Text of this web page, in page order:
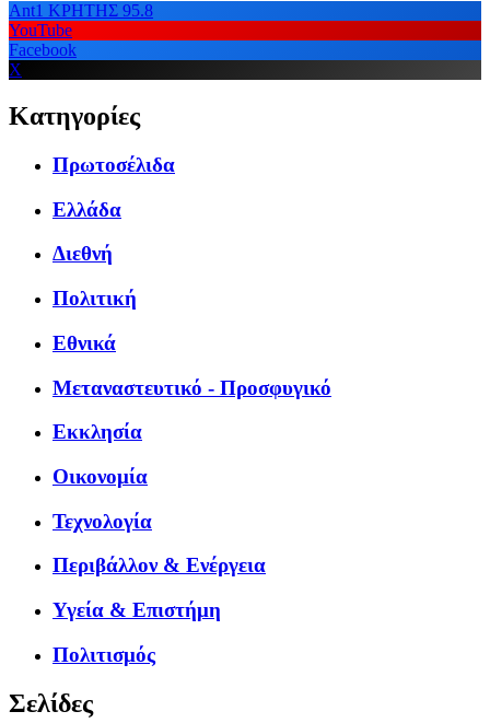
Ant1 ΚΡΗΤΗΣ 95.8
YouTube
Facebook
X
Κατηγορίες
Πρωτοσέλιδα
Ελλάδα
Διεθνή
Πολιτική
Εθνικά
Μεταναστευτικό - Προσφυγικό
Εκκλησία
Οικονομία
Τεχνολογία
Περιβάλλον & Ενέργεια
Υγεία & Επιστήμη
Πολιτισμός
Σελίδες